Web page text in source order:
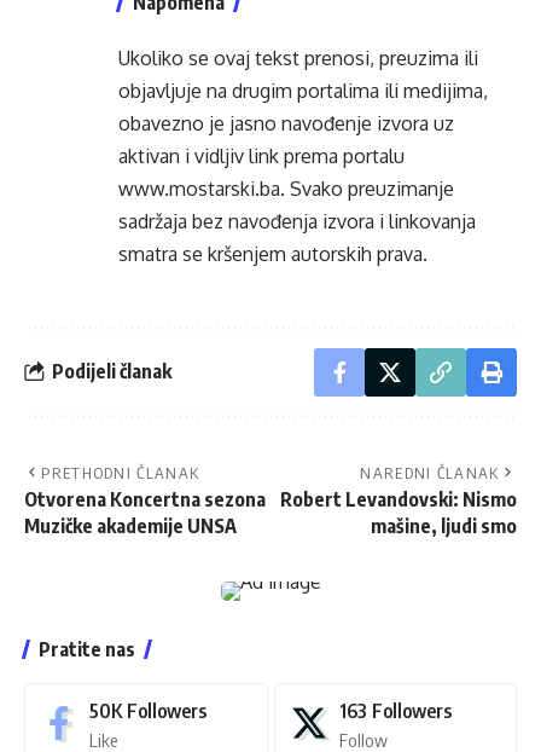
Ukoliko se ovaj tekst prenosi, preuzima ili
objavljuje na drugim portalima ili medijima,
obavezno je jasno navođenje izvora uz
aktivan i vidljiv link prema portalu
www.mostarski.ba. Svako preuzimanje
sadržaja bez navođenja izvora i linkovanja
smatra se kršenjem autorskih prava.
Podijeli članak
PRETHODNI ČLANAK
Otvorena Koncertna sezona
Muzičke akademije UNSA
NAREDNI ČLANAK
Robert Levandovski: Nismo
mašine, ljudi smo
Pratite nas
50K Followers
Like
163 Followers
Follow